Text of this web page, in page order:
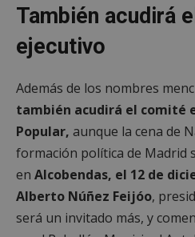
También acudirá
ejecutivo
Además de los nombres
también acudirá el comité
Popular, aunque la cena de
formación política de Madrid
en Alcobendas, el 12 de
Alberto Núñez Feijóo,
será un invitado más, y